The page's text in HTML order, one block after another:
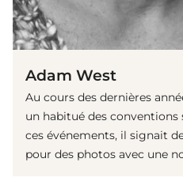
Adam West
Au cours des dernières
un habitué des
ces événements, il signait
pour des photos avec une